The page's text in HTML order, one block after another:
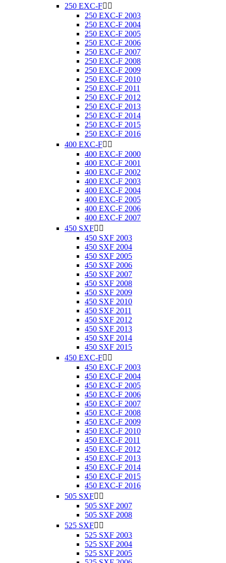
250 EXC-F 
250 EXC-F 2003
250 EXC-F 2004
250 EXC-F 2005
250 EXC-F 2006
250 EXC-F 2007
250 EXC-F 2008
250 EXC-F 2009
250 EXC-F 2010
250 EXC-F 2011
250 EXC-F 2012
250 EXC-F 2013
250 EXC-F 2014
250 EXC-F 2015
250 EXC-F 2016
400 EXC-F 
400 EXC-F 2000
400 EXC-F 2001
400 EXC-F 2002
400 EXC-F 2003
400 EXC-F 2004
400 EXC-F 2005
400 EXC-F 2006
400 EXC-F 2007
450 SXF 
450 SXF 2003
450 SXF 2004
450 SXF 2005
450 SXF 2006
450 SXF 2007
450 SXF 2008
450 SXF 2009
450 SXF 2010
450 SXF 2011
450 SXF 2012
450 SXF 2013
450 SXF 2014
450 SXF 2015
450 EXC-F 
450 EXC-F 2003
450 EXC-F 2004
450 EXC-F 2005
450 EXC-F 2006
450 EXC-F 2007
450 EXC-F 2008
450 EXC-F 2009
450 EXC-F 2010
450 EXC-F 2011
450 EXC-F 2012
450 EXC-F 2013
450 EXC-F 2014
450 EXC-F 2015
450 EXC-F 2016
505 SXF 
505 SXF 2007
505 SXF 2008
525 SXF 
525 SXF 2003
525 SXF 2004
525 SXF 2005